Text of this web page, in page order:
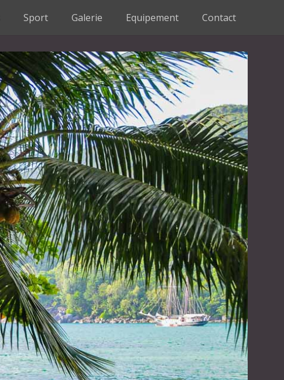
Sport Galerie Equipement Contact